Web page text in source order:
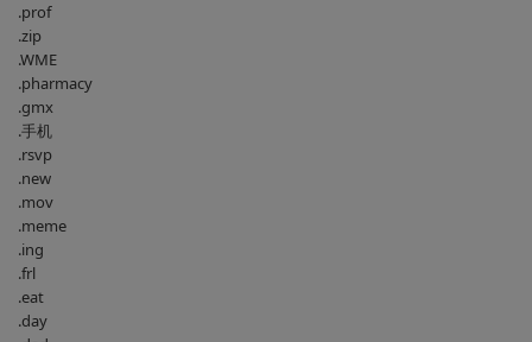
.prof
.zip
.WME
.pharmacy
.gmx
.手机
.rsvp
.new
.mov
.meme
.ing
.frl
.eat
.day